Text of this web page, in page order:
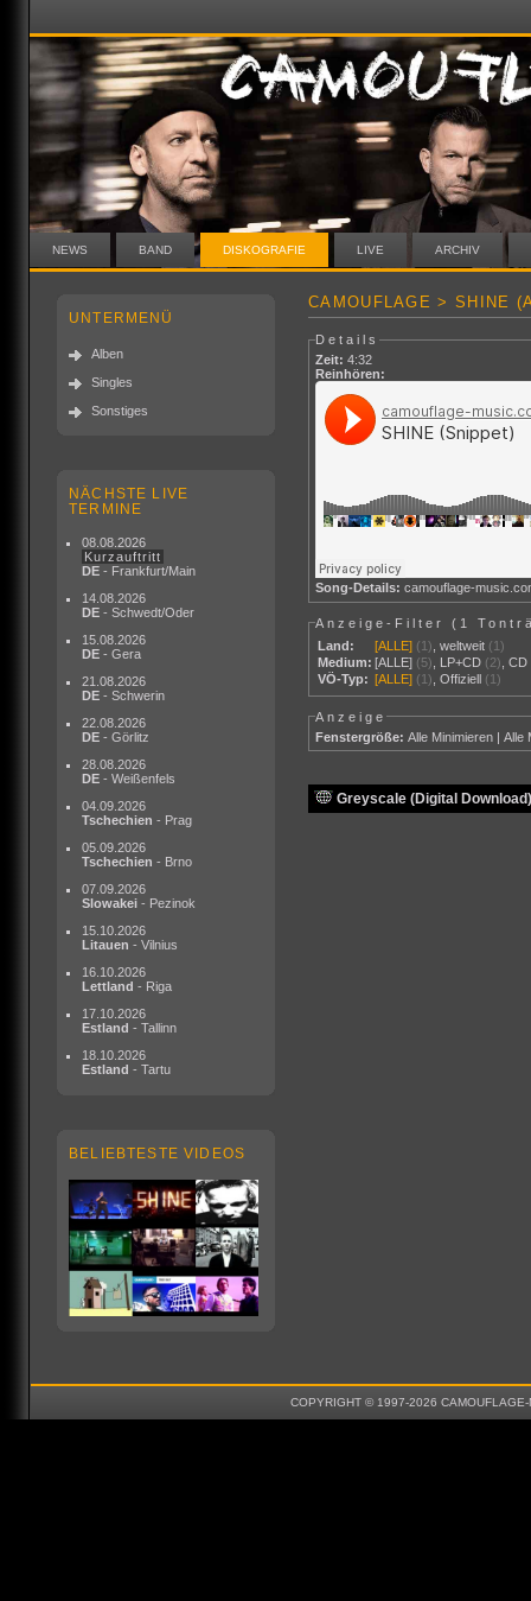
NEWS BAND DISKOGRAFIE LIVE ARCHIV
UNTERMENÜ
Alben
Singles
Sonstiges
NÄCHSTE LIVE
TERMINE
08.08.2026
Kurzauftritt
DE - Frankfurt/Main
14.08.2026
DE - Schwedt/Oder
15.08.2026
DE - Gera
21.08.2026
DE - Schwerin
22.08.2026
DE - Görlitz
28.08.2026
DE - Weißenfels
04.09.2026
Tschechien - Prag
05.09.2026
Tschechien - Brno
07.09.2026
Slowakei - Pezinok
15.10.2026
Litauen - Vilnius
16.10.2026
Lettland - Riga
17.10.2026
Estland - Tallinn
18.10.2026
Estland - Tartu
BELIEBTESTE VIDEOS
CAMOUFLAGE > SHINE
Details
Zeit: 4:32
Reinhören:
Song-Details: camouflage-
Anzeige-Filter ( 1
Land:
[ALLE] (1) ,weltweit (1)
Medium: [ALLE] (5) LP+CD (2) ,CD
VÖ-Typ: [ALLE] (1) ,Offiziell (1)
Anzeige
Fenstergröße: Alle Minimieren |Alle
Greyscale (Digital Download)
COPYRIGHT © 1997-2026 CAMOUFLAGE-